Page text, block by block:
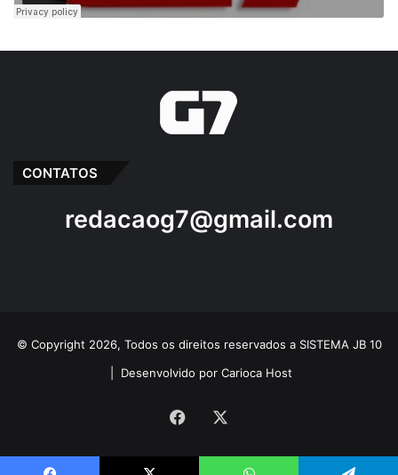
CONTATOS
redacaog7@gmail.com
© Copyright 2026, Todos os direitos reservados a SISTEMA JB 10
Desenvolvido por Carioca Host
Facebook